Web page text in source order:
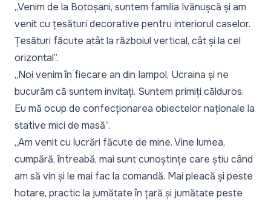
„Venim de la Botoșani, suntem familia Ivănușcă și am
venit cu țesături decorative pentru interiorul caselor.
Țesături făcute atât la războiul vertical, cât și la cel
orizontal”.
„Noi venim în fiecare an din Iampol, Ucraina și ne
bucurăm că suntem invitați. Suntem primiți călduros.
Eu mă ocup de confecționarea obiectelor naționale la
stative mici de masă”.
„Am venit cu lucrări făcute de mine. Vine lumea,
cumpără, întreabă, mai sunt cunoștințe care știu când
am să vin și le mai fac la comandă. Mai pleacă și peste
hotare, practic la jumătate în țară și jumătate peste